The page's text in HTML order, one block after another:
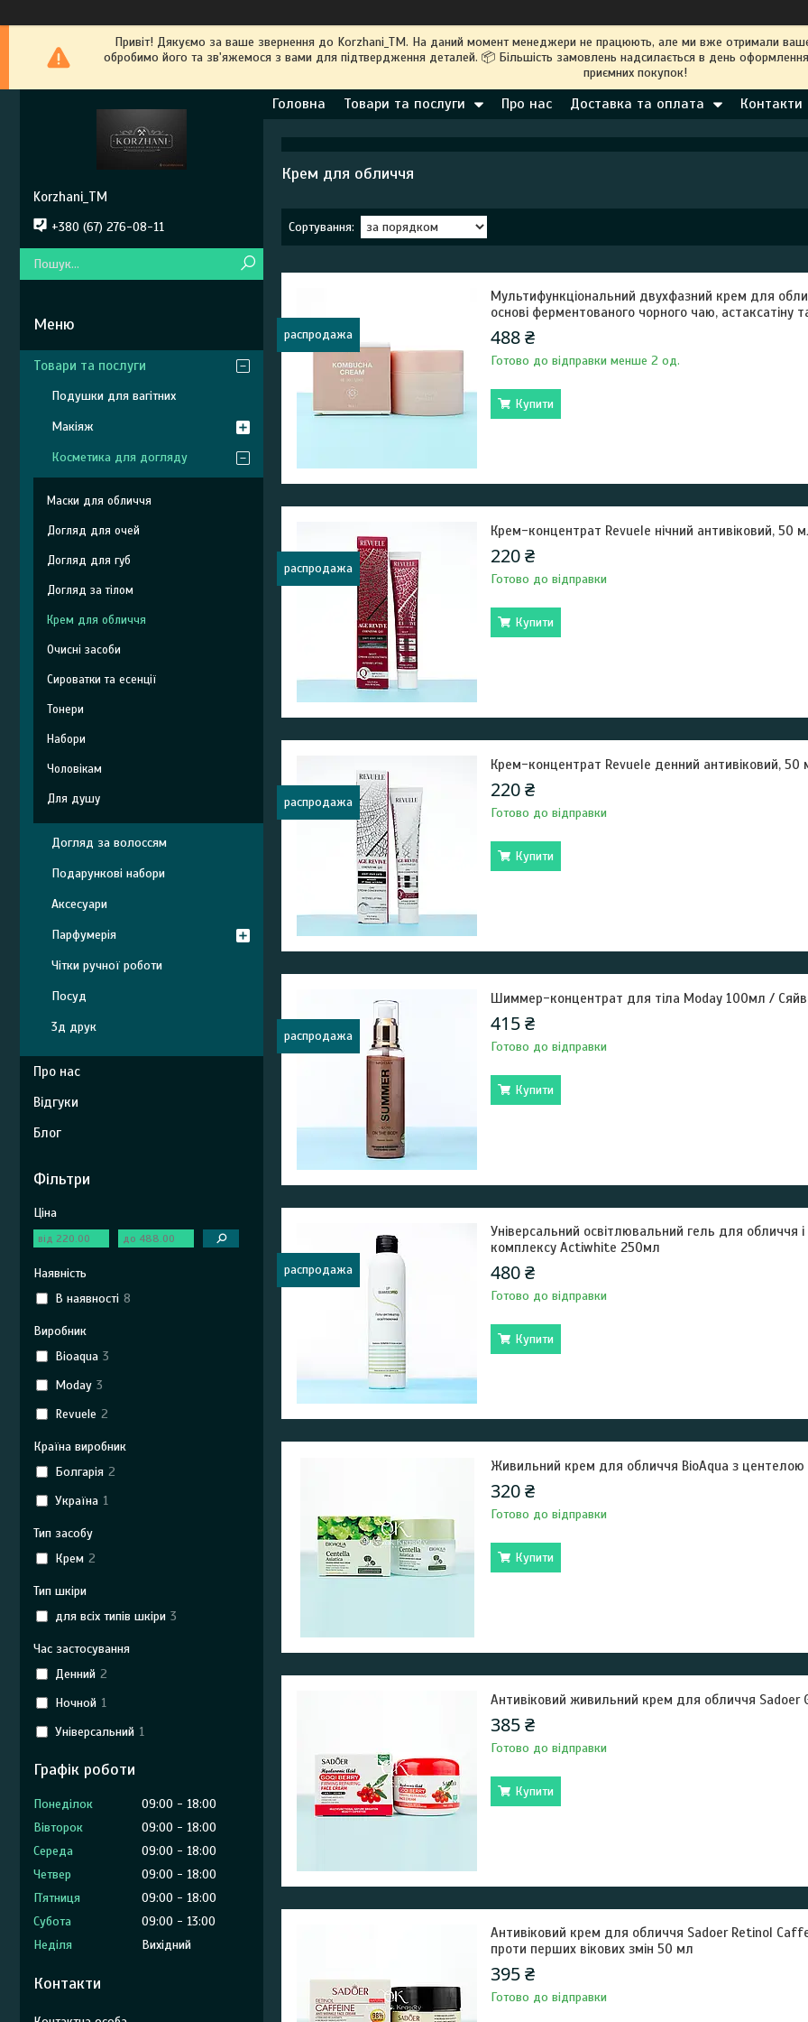
Привіт! Дякуємо за ваше звернення до Kоrzhani_TM. На даний момент менеджери не працюють, але ми вже отримали
обробимо його та зв'яжемося з вами для підтвердження деталей. 📦 Більшість замовлень надсилається в день
приємних покупок!
Головна Товари та послуги Про нас Доставка та оплата Контакти
Крем для обличчя
распродажа
Мультифункціональний двухфазний крем для
основі ферментованого чорного чаю, астаксатіну
488 ₴
Готово до відправки менше 2 од.
Купити
распродажа
Крем-концентрат Revuele нічний антивіковий, 50
220 ₴
Готово до відправки
Купити
распродажа
Крем-концентрат Revuele денний антивіковий, 50
220 ₴
Готово до відправки
Купити
распродажа
Шиммер-концентрат для тіла Moday 100мл /
415 ₴
Готово до відправки
Купити
распродажа
Універсальний освітлювальний гель для обличчя і
комплексу Actiwhite 250мл
480 ₴
Готово до відправки
Купити
Живильний крем для обличчя BioAqua з центелою
320 ₴
Готово до відправки
Купити
Антивіковий живильний крем для обличчя Sadoer
385 ₴
Готово до відправки
Купити
Антивіковий крем для обличчя Sadoer Retinol
проти перших вікових змін 50 мл
395 ₴
Готово до відправки
Korzhani_TM
+380 (67) 276-08-11
Товари та послуги
Подушки для вагітних
Макіяж
Косметика для догляду
Маски для обличчя
Догляд для очей
Догляд для губ
Догляд за тілом
Крем для обличчя
Очисні засоби
Сироватки та есенції
Тонери
Набори
Чоловікам
Для душу
Догляд за волоссям
Подарункові набори
Аксесуари
Парфумерія
Чітки ручної роботи
Посуд
3д друк
Про нас
Відгуки
Блог
Фільтри
Ціна
Наявність
В наявності 8
Виробник
Bioaqua 3
Moday 3
Revuele 2
Країна виробник
Болгарія 2
Україна 1
Тип засобу
Крем 2
Тип шкіри
для всіх типів шкіри 3
Час застосування
Денний 2
Ночной 1
Універсальний 1
Графік роботи
Понеділок 09:00
18:00
Вівторок
09:00
18:00
Середа
09:00
18:00
Четвер
09:00
18:00
Пʼятниця
09:00
18:00
Субота
09:00
13:00
Неділя
Вихідний
Контакти